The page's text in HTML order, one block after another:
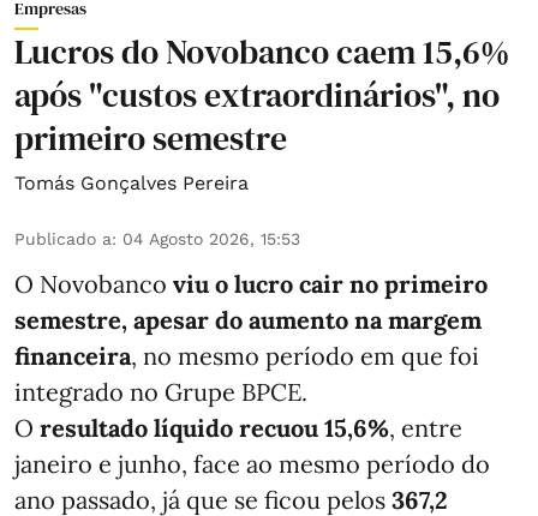
Empresas
Lucros do Novobanco caem 15,6%
após "custos extraordinários", no
primeiro semestre
Tomás Gonçalves Pereira
Publicado a: 04 Agosto 2026, 15:53
O Novobanco viu o lucro cair no primeiro
semestre, apesar do aumento na margem
financeira, no mesmo período em que foi
integrado no Grupe BPCE.
O resultado líquido recuou 15,6%, entre
janeiro e junho, face ao mesmo período do
ano passado, já que se ficou pelos 367,2